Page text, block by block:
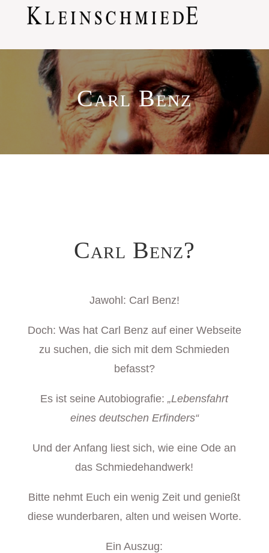
Carl Benz
Carl Benz?
Jawohl: Carl Benz!
Doch: Was hat Carl Benz auf einer Webseite
zu suchen, die sich mit dem Schmieden
befasst?
Es ist seine Autobiografie:„Lebensfahrt
eines deutschen Erfinders“
Und der Anfang liest sich, wie eine Ode an
das Schmiedehandwerk!
Bitte nehmt Euch ein wenig Zeit und genießt
diese wunderbaren, alten und weisen Worte.
Ein Auszug: